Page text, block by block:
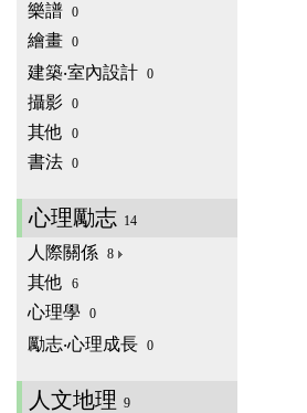
樂譜 0
繪畫 0
建築‧室內設計 0
攝影 0
其他 0
書法 0
心理勵志 14
人際關係 8
其他 6
心理學 0
勵志‧心理成長 0
人文地理 9